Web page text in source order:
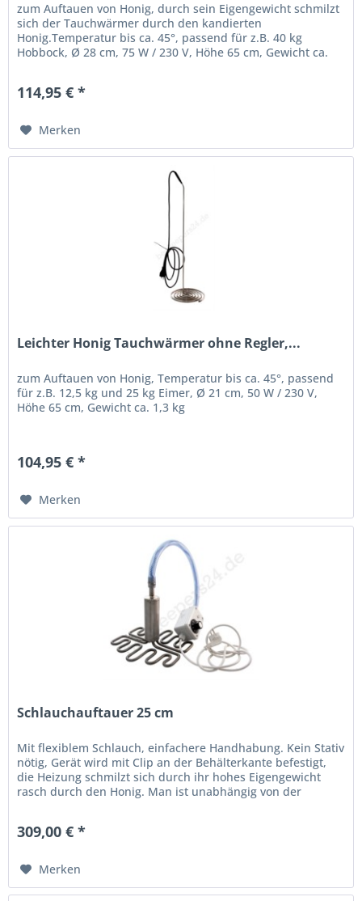
zum Auftauen von Honig, durch sein Eigengewicht schmilzt
sich der Tauchwärmer durch den kandierten
Honig.Temperatur bis ca. 45°, passend für z.B. 40 kg
Hobbock, Ø 28 cm, 75 W / 230 V, Höhe 65 cm, Gewicht ca.
114,95 € *
Merken
Leichter Honig Tauchwärmer ohne Regler,...
zum Auftauen von Honig, Temperatur bis ca. 45°, passend
für z.B. 12,5 kg und 25 kg Eimer, Ø 21 cm, 50 W / 230 V,
Höhe 65 cm, Gewicht ca. 1,3 kg
104,95 € *
Merken
Schlauchauftauer 25 cm
Mit flexiblem Schlauch, einfachere Handhabung. Kein Stativ
nötig, Gerät wird mit Clip an der Behälterkante befestigt,
die Heizung schmilzt sich durch ihr hohes Eigengewicht
rasch durch den Honig. Man ist unabhängig von der
309,00 € *
Merken